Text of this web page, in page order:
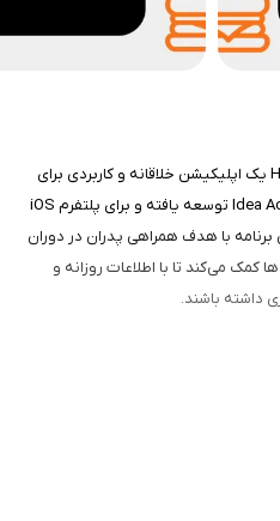
برنامه HiDaddy - Pregnancy for Dads یک اپلیکیشن خلاقانه و کاربردی برای
پدران آینده است که توسط Idea Accelerator توسعه یافته و برای پلتفرم iOS
برنامه با هدف همراهی پدران در دوران
می‌کند تا با اطلاعات روزانه و
داشته باشند.